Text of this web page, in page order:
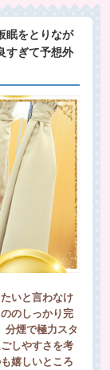
眠をとりなが
すぎて予想外
いと言わなけ
のしっかり完
分煙で極力スタ
しやすさを考
嬉しいところ